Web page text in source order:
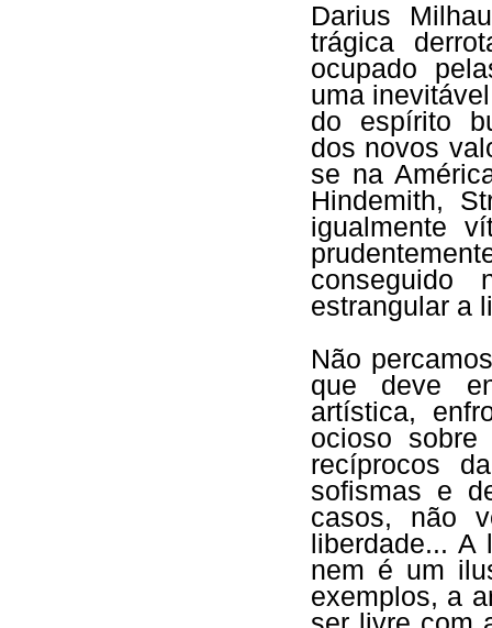
Darius
trágica
ocupado
uma
do espírito
dos novos
se na
Hindemith,
igualmente
conseguido
estrangular a
Não
que deve
artística,
ocioso
recíprocos
sofismas e
casos, não
liberdade...
nem é um
exemplos, a